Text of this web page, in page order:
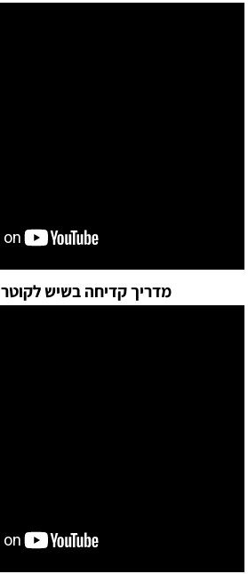
מדריך קדיחה בשיש לקוטר 25 מקדחה